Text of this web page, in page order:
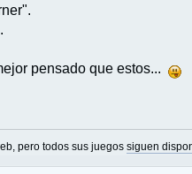
pensado que estos...
pero todos sus juegossiguen